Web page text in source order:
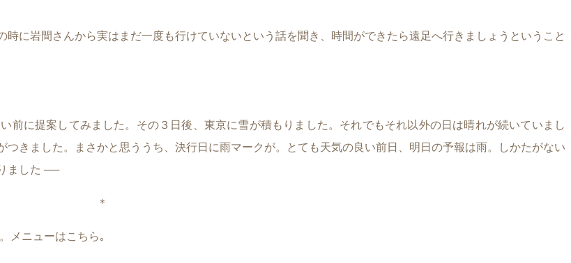
に岩間さんから実はまだ一度も行けていないという話を聞き、時間ができたら遠足へ行きましょうということ
前に提案してみました。その３日後、東京に雪が積もりました。それでもそれ以外の日は晴れが続いていまし
きました。まさかと思ううち、決行日に雨マークが。とても天気の良い前日、明日の予報は雨。しかたがない
ました ──
＊
メニューはこちら｡